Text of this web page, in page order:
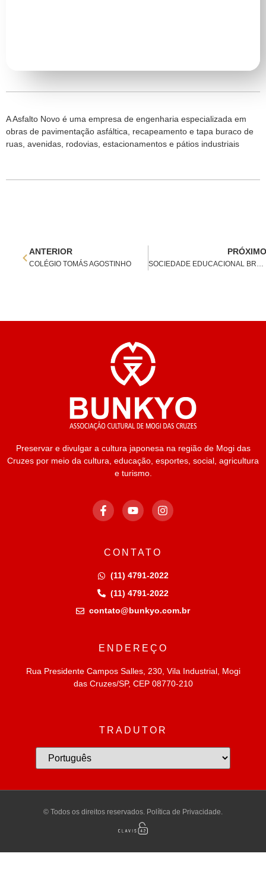
A Asfalto Novo é uma empresa de engenharia especializada em
obras de pavimentação asfáltica, recapeamento e tapa buraco de
ruas, avenidas, rodovias, estacionamentos e pátios industriais
ANTERIOR
COLÉGIO TOMÁS AGOSTINHO
PRÓXIMO
SOCIEDADE EDUCACIONAL BRAZ CUBAS
Preservar e divulgar a cultura japonesa na região de Mogi das
Cruzes por meio da cultura, educação, esportes, social, agricultura
e turismo.
CONTATO
(11) 4791-2022
(11) 4791-2022
contato@bunkyo.com.br
ENDEREÇO
Rua Presidente Campos Salles, 230, Vila Industrial, Mogi
das Cruzes/SP, CEP 08770-210
TRADUTOR
© Todos os direitos reservados. Política de Privacidade.